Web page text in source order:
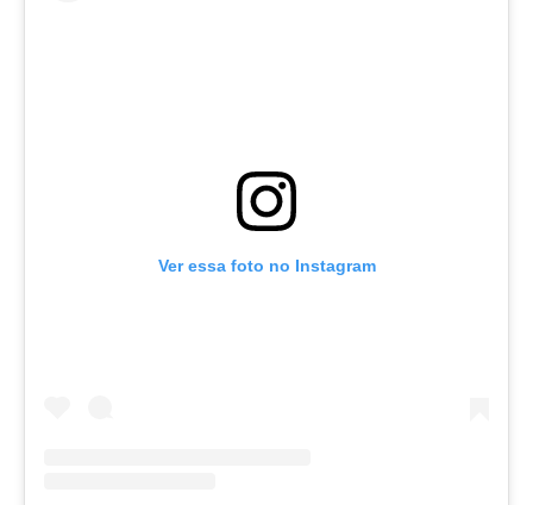
Ver essa foto no Instagram